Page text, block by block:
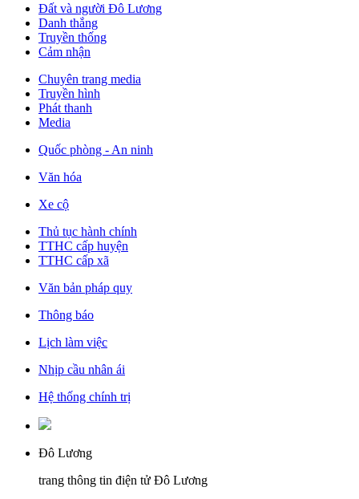
Đất và người Đô Lương
Danh thắng
Truyền thống
Cảm nhận
Chuyên trang media
Truyền hình
Phát thanh
Media
Quốc phòng - An ninh
Văn hóa
Xe cộ
Thủ tục hành chính
TTHC cấp huyện
TTHC cấp xã
Văn bản pháp quy
Thông báo
Lịch làm việc
Nhịp cầu nhân ái
Hệ thống chính trị
Đô Lương
trang thông tin điện tử Đô Lương